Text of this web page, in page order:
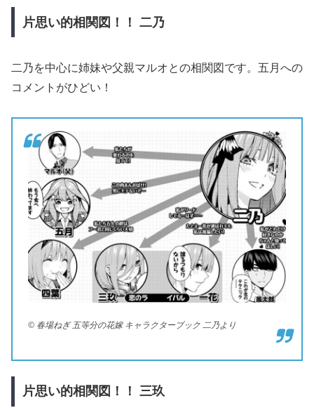
片思い的相関図！！ 二乃
二乃を中心に姉妹や父親マルオとの相関図です。五月への
コメントがひどい！
© 春場ねぎ 五等分の花嫁 キャラクターブック 二乃より
片思い的相関図！！ 三玖